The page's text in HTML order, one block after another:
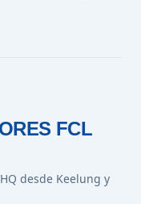
FCL
desde Keelung y